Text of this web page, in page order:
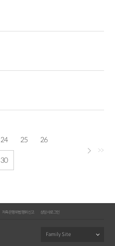
24 25 26
30
>>
저축은행위법행위신고 상담사로그인